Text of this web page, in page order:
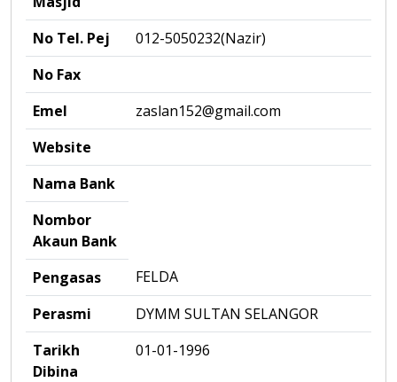
No Tel. Pej
012-5050232(Nazir)
No Fax
Emel
zaslan152@gmail.com
Website
Nama Bank
Nombor
Akaun Bank
Pengasas
FELDA
Perasmi
DYMM SULTAN SELANGOR
Tarikh
Dibina
01-01-1996